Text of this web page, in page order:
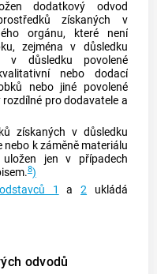
dodatkový odvod
získaných v
orgánu, které není
zejména v důsledku
v důsledku povolené
nebo dodací
nebo jiné povolené
pro dodavatele a
získaných v důsledku
k záměně materiálu
jen v případech
8)
odstavců 1 a2 ukládá
odvodů